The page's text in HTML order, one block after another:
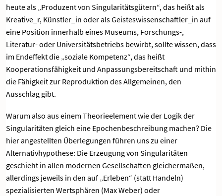
heute als „Produzent von Singularitätsgütern“, das heißt als
Kreative_r, Künstler_in oder als Geisteswissenschaftler_in auf
eine Position innerhalb eines Museums, Forschungs-,
Literatur- oder Universitätsbetriebs bewirbt, sollte wissen, dass
im Endeffekt die „soziale Kompetenz“, das heißt
Kooperationsfähigkeit und Anpassungsbereitschaft und mithin
die Fähigkeit zur Reproduktion des Allgemeinen, den
Ausschlag gibt.
Warum also aus einem Theorieelement wie der Logik der
Singularitäten gleich eine Epochenbeschreibung machen? Die
hier angestellten Überlegungen führen uns zu einer
Alternativhypothese: Die Erzeugung von Singularitäten
geschieht in allen modernen Gesellschaften gleichermaßen,
allerdings jeweils in den auf „Erleben“ (statt Handeln)
spezialisierten Wertsphären (Max Weber) oder